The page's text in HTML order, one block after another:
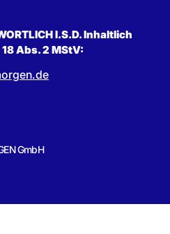
I.S.D. Inhaltlich
Abs. 2 MStV:
GmbH